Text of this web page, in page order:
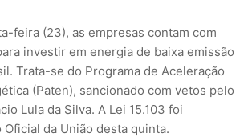
feira (23), as empresas contam com
investir em energia de baixa emissão
Trata-se do Programa de Aceleração
(Paten), sancionado com vetos pelo
Lula da Silva. A Lei 15.103 foi
da União desta quinta.